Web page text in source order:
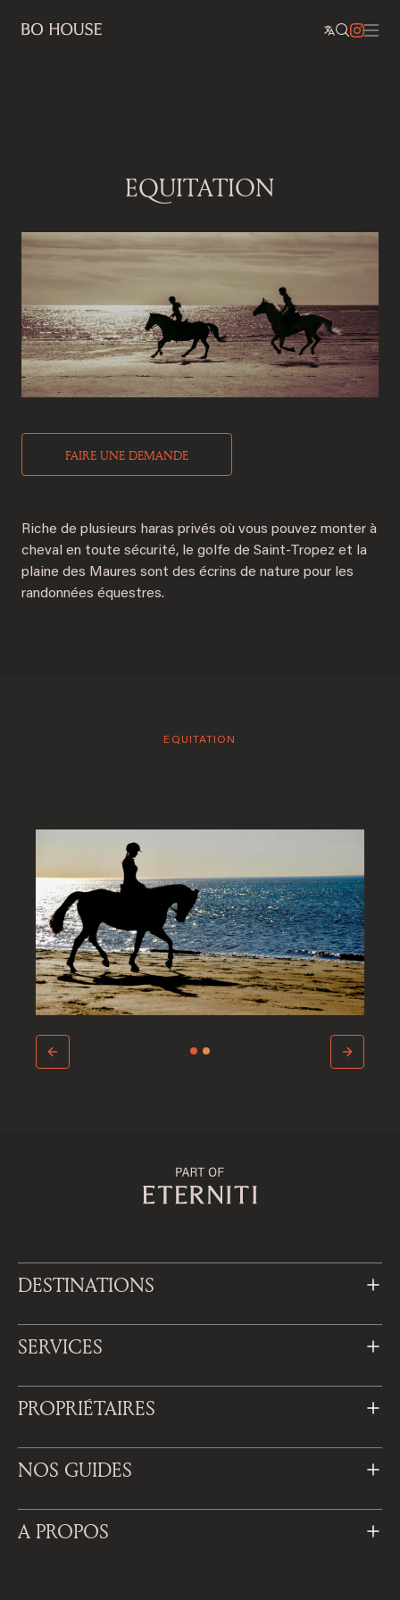
EQUITATION
FAIRE UNE DEMANDE
Riche de plusieurs haras privés où vous pouvez monter à
cheval en toute sécurité, le golfe de Saint-Tropez et la
plaine des Maures sont des écrins de nature pour les
randonnées équestres.
EQUITATION
DESTINATIONS
SERVICES
PROPRIÉTAIRES
NOS GUIDES
A PROPOS